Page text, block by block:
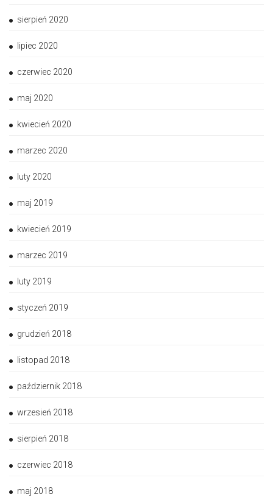
sierpień 2020
lipiec 2020
czerwiec 2020
maj 2020
kwiecień 2020
marzec 2020
luty 2020
maj 2019
kwiecień 2019
marzec 2019
luty 2019
styczeń 2019
grudzień 2018
listopad 2018
październik 2018
wrzesień 2018
sierpień 2018
czerwiec 2018
maj 2018